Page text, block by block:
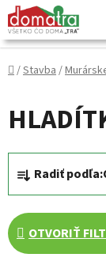
Prejsť
na
obsah
Domov
/Stavba/
R
d
e
n
Radiť podľa:
OTVORIŤ